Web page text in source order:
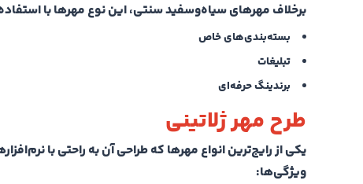
برخلاف مهرهای سیاه‌وسفید سنتی، این نوع مهرها با
بسته‌بندی‌های خاص
تبلیغات
برندینگ حرفه‌ای
طرح مهر ژلاتینی
یکی از رایج‌ترین انواع مهرها که طراحی آن به راحتی با
ویژگی‌ها: